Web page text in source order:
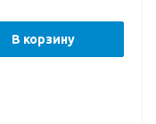
В корзину